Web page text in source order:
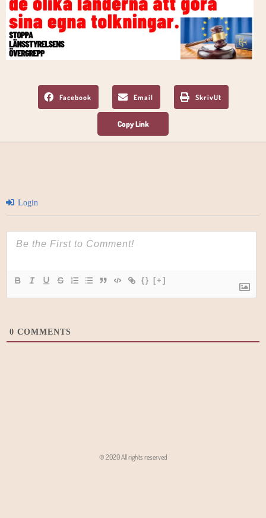
Facebook Email SkrivUt
Login
{} [+]
0 COMMENTS
© 2020 All rights reserved